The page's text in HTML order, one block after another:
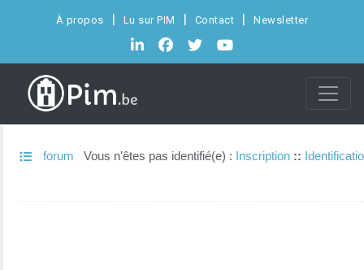
À propos Lu sur PIM Contact Newsletter
forum Vous n'êtes pas identifié(e) : Inscription ::